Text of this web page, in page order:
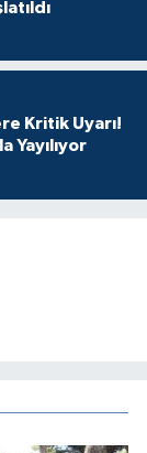
Kritik Uyarı!
Yayılıyor